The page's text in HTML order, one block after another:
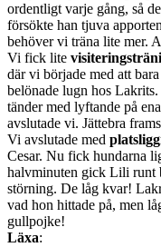
ordentligt varje gång, så
försökte han tjuva
behöver vi träna lite mer.
Vi fick lite
där vi började med att
belönade lugn hos
tänder med lyftande på
avslutade vi. Jättebra
Vi avslutade med
Cesar. Nu fick hundarna
halvminuten gick Lili runt
störning. De låg kvar!
vad hon hittade på, men
gullpojke!
Läxa: